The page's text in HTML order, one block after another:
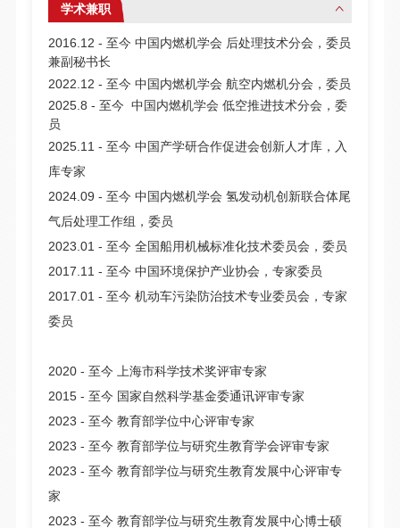
学术兼职
2016.12 - 至今 中国内燃机学会 后处理技术分会，委员
兼副秘书长
2022.12 - 至今 中国内燃机学会 航空内燃机分会，委员
2025.8 - 至今 中国内燃机学会 低空推进技术分会，委
员
2025.11 - 至今 中国产学研合作促进会创新人才库，入
库专家
2024.09 - 至今 中国内燃机学会 氢发动机创新联合体尾
气后处理工作组，委员
2023.01 - 至今 全国船用机械标准化技术委员会，委员
2017.11 - 至今 中国环境保护产业协会，专家委员
2017.01 - 至今 机动车污染防治技术专业委员会，专家
委员
2020 - 至今 上海市科学技术奖评审专家
2015 - 至今 国家自然科学基金委通讯评审专家
2023 - 至今 教育部学位中心评审专家
2023 - 至今 教育部学位与研究生教育学会评审专家
2023 - 至今 教育部学位与研究生教育发展中心评审专
家
2023 - 至今 教育部学位与研究生教育发展中心博士硕